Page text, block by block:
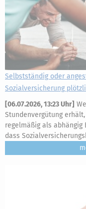
Selbstständig oder
Sozialversicherung
[06.07.2026, 13:23 Uhr]
Stundenvergütung
regelmäßig als
dass